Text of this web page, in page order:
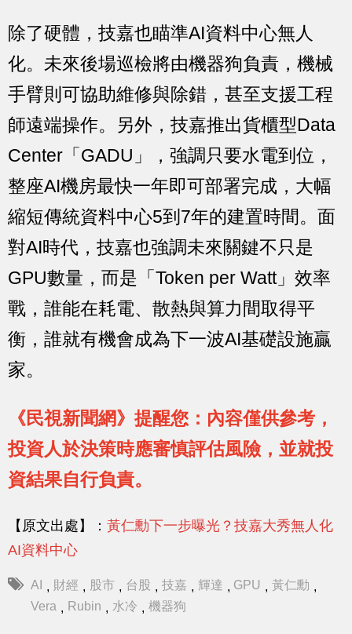
除了硬體，技嘉也瞄準AI資料中心無人
化。未來後場巡檢將由機器狗負責，機械
手臂則可協助維修與除錯，甚至支援工程
師遠端操作。另外，技嘉推出貨櫃型Data
Center「GADU」，強調只要水電到位，
整座AI機房最快一年即可部署完成，大幅
縮短傳統資料中心5到7年的建置時間。面
對AI時代，技嘉也強調未來關鍵不只是
GPU數量，而是「Token per Watt」效率
戰，誰能在耗電、散熱與算力間取得平
衡，誰就有機會成為下一波AI基礎設施贏
家。
《民視新聞網》提醒您：內容僅供參考，
投資人於決策時應審慎評估風險，並就投
資結果自行負責。
【原文出處】： 黃仁勳下一步曝光？技嘉大秀無人化
AI資料中心
AI , 財經 , 股市 , 台股 , 技嘉 , 輝達 , GPU , 黃仁勳 ,
Vera , Rubin , 水冷 , 機器狗